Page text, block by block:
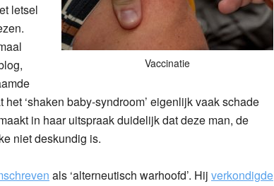
Vaccinatie
letsel
‘shaken baby-syndroom’ eigenlijk vaak schade
in haar uitspraak duidelijk dat deze man, de
niet deskundig is.
als ‘alterneutisch warhoofd’. Hij verkondigde